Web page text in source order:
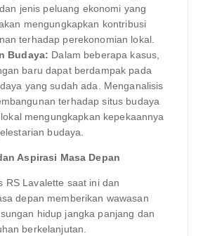
jenis peluang ekonomi yang
mengungkapkan kontribusi
terhadap perekonomian lokal.
Budaya: Dalam beberapa kasus,
baru dapat berdampak pada
yang sudah ada. Menganalisis
terhadap situs budaya
mengungkapkan kepekaannya
budaya.
Aspirasi Masa Depan
RS Lavalette saat ini dan
depan memberikan wawasan
hidup jangka panjang dan
berkelanjutan.